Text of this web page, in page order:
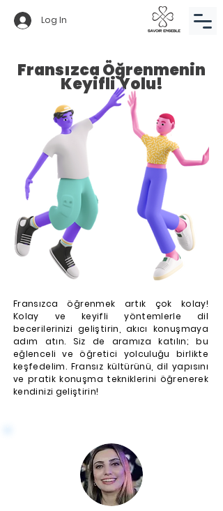
Log In
Fransızca Öğrenmenin
Keyifli Yolu!
Fransızca öğrenmek artık çok kolay!
Kolay ve keyifli yöntemlerle dil
becerilerinizi geliştirin, akıcı konuşmaya
adım atın. Siz de aramıza katılın; bu
eğlenceli ve öğretici yolculuğu birlikte
keşfedelim. Fransız kültürünü, dil yapısını
ve pratik konuşma tekniklerini öğrenerek
kendinizi geliştirin!